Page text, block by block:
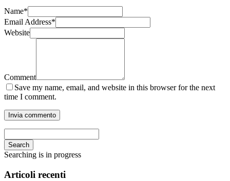
Name*
Email Address*
Website
Comment
Save my name, email, and website in this browser for the next
time I comment.
Search
Searching is in progress
Articoli recenti